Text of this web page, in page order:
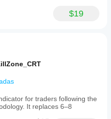
$19
for traders following the
It replaces 6–8